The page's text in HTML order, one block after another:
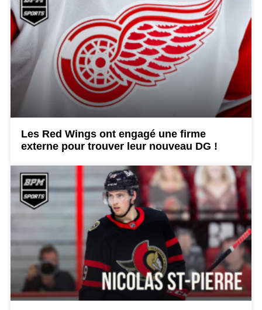
Les Red Wings ont engagé une firme
externe pour trouver leur nouveau DG !